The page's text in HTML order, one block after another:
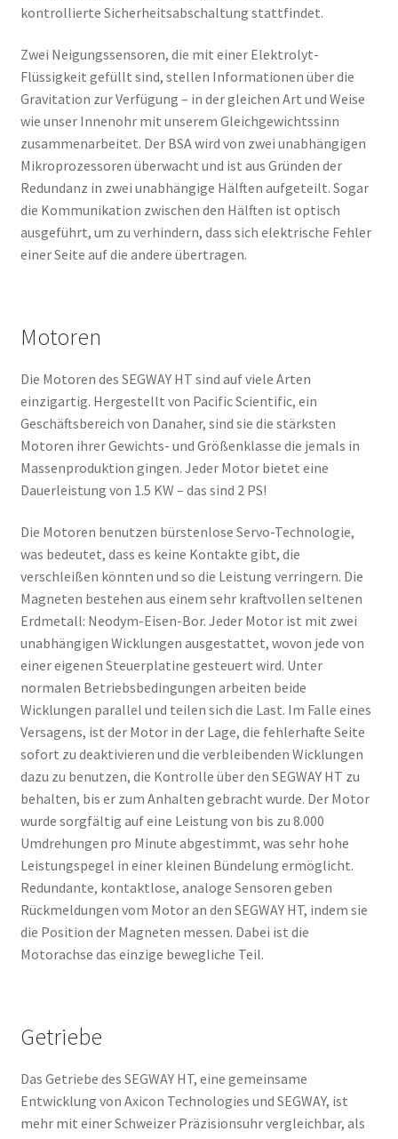
kontrollierte Sicherheitsabschaltung stattfindet.
Zwei Neigungssensoren, die mit einer Elektrolyt-
Flüssigkeit gefüllt sind, stellen Informationen über die
Gravitation zur Verfügung – in der gleichen Art und Weise
wie unser Innenohr mit unserem Gleichgewichtssinn
zusammenarbeitet. Der BSA wird von zwei unabhängigen
Mikroprozessoren überwacht und ist aus Gründen der
Redundanz in zwei unabhängige Hälften aufgeteilt. Sogar
die Kommunikation zwischen den Hälften ist optisch
ausgeführt, um zu verhindern, dass sich elektrische Fehler
einer Seite auf die andere übertragen.
Motoren
Die Motoren des SEGWAY HT sind auf viele Arten
einzigartig. Hergestellt von Pacific Scientific, ein
Geschäftsbereich von Danaher, sind sie die stärksten
Motoren ihrer Gewichts- und Größenklasse die jemals in
Massenproduktion gingen. Jeder Motor bietet eine
Dauerleistung von 1.5 KW – das sind 2 PS!
Die Motoren benutzen bürstenlose Servo-Technologie,
was bedeutet, dass es keine Kontakte gibt, die
verschleißen könnten und so die Leistung verringern. Die
Magneten bestehen aus einem sehr kraftvollen seltenen
Erdmetall: Neodym-Eisen-Bor. Jeder Motor ist mit zwei
unabhängigen Wicklungen ausgestattet, wovon jede von
einer eigenen Steuerplatine gesteuert wird. Unter
normalen Betriebsbedingungen arbeiten beide
Wicklungen parallel und teilen sich die Last. Im Falle eines
Versagens, ist der Motor in der Lage, die fehlerhafte Seite
sofort zu deaktivieren und die verbleibenden Wicklungen
dazu zu benutzen, die Kontrolle über den SEGWAY HT zu
behalten, bis er zum Anhalten gebracht wurde. Der Motor
wurde sorgfältig auf eine Leistung von bis zu 8.000
Umdrehungen pro Minute abgestimmt, was sehr hohe
Leistungspegel in einer kleinen Bündelung ermöglicht.
Redundante, kontaktlose, analoge Sensoren geben
Rückmeldungen vom Motor an den SEGWAY HT, indem sie
die Position der Magneten messen. Dabei ist die
Motorachse das einzige bewegliche Teil.
Getriebe
Das Getriebe des SEGWAY HT, eine gemeinsame
Entwicklung von Axicon Technologies und SEGWAY, ist
mehr mit einer Schweizer Präzisionsuhr vergleichbar, als